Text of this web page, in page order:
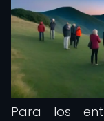
Para los